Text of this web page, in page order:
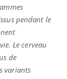
pendant le
Le cerveau
de
variants